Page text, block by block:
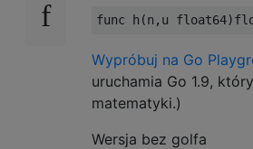
Wypróbuj na Go
uruchamia Go 1.9,
matematyki.)
Wersja bez golfa